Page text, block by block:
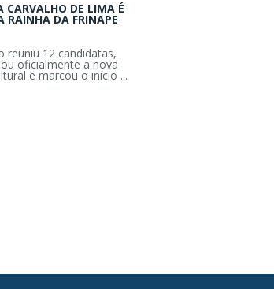
CARVALHO DE LIMA É
RAINHA DA FRINAPE
reuniu 12 candidatas,
oficialmente a nova
e marcou o início ...